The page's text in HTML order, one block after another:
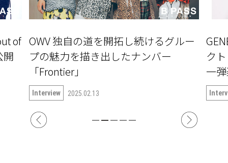
of
開
OWV 独自の道を開拓し続けるグルー
プの魅力を描き出したナンバー
「Frontier」
Interview 2025.02.13
ク
一
語る